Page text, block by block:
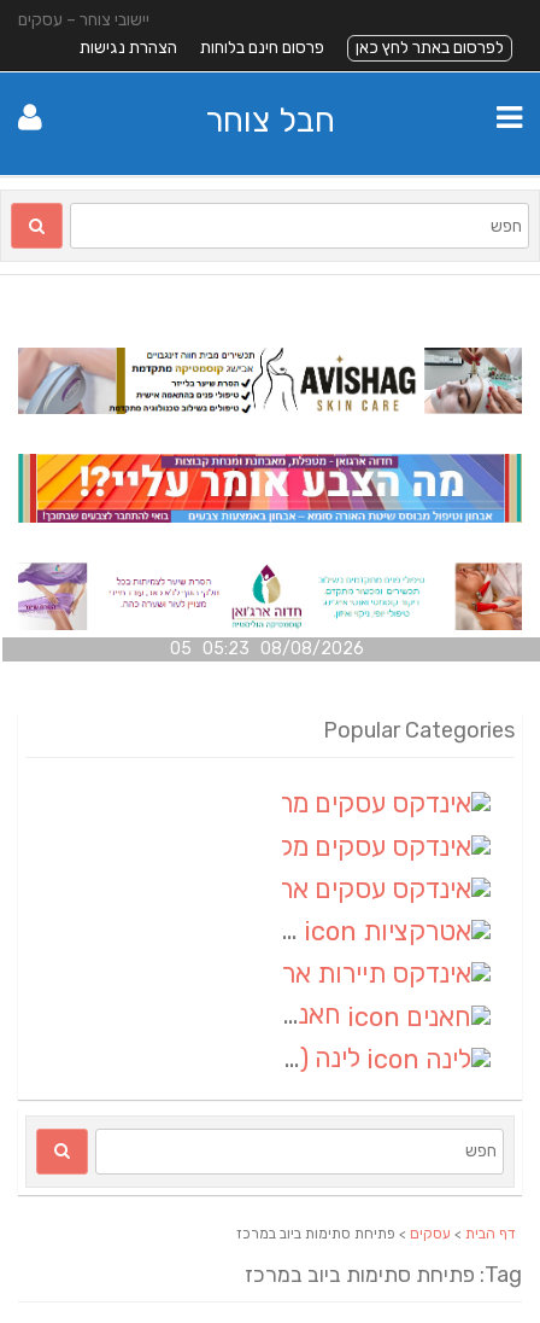
יישובי צוחר – עסקים
לפרסום באתר לחץ כאן
פרסום חינם בלוחות הצהרת נגישות
חבל צוחר
08/08/2026 05:23 05
Popular Categories
אטרקציות
חאנים
לינה (1)
דף הבית > עסקים > פתיחת סתימות ביוב במרכז
Tag: פתיחת סתימות ביוב במרכז